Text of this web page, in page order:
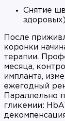
Снятие
здоровых)
После
коронки
терапии.
месяца,
импланта,
ежегодный
Параллельно
гликемии: